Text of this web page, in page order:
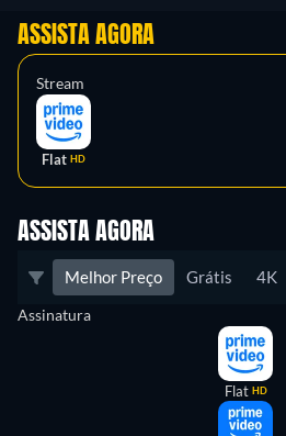
ASSISTA AGORA
Stream
Flat HD
ASSISTA AGORA
Melhor Preço Grátis 4K
Assinatura
Flat HD